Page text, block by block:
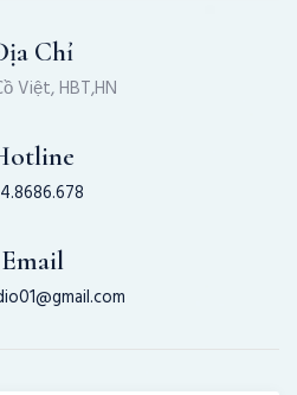
Chỉ
Việt, HBT,HN
Email